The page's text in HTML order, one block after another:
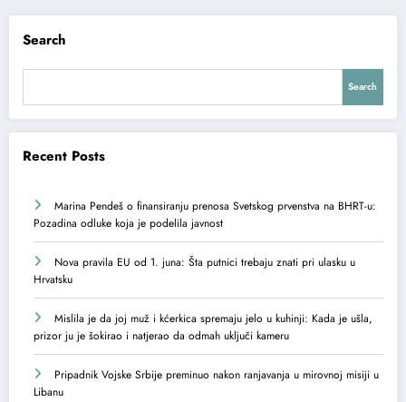
Search
Search
Recent Posts
Marina Pendeš o finansiranju prenosa Svetskog prvenstva na BHRT-u:
Pozadina odluke koja je podelila javnost
Nova pravila EU od 1. juna: Šta putnici trebaju znati pri ulasku u
Hrvatsku
Mislila je da joj muž i kćerkica spremaju jelo u kuhinji: Kada je ušla,
prizor ju je šokirao i natjerao da odmah uključi kameru
Pripadnik Vojske Srbije preminuo nakon ranjavanja u mirovnoj misiji u
Libanu